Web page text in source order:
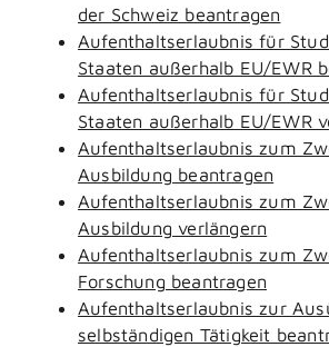
der Schweiz beantragen
Aufenthaltserlaubnis für
Staaten außerhalb EU/EWR
Aufenthaltserlaubnis für
Staaten außerhalb EU/EWR
Aufenthaltserlaubnis zum
Ausbildung beantragen
Aufenthaltserlaubnis zum
Ausbildung verlängern
Aufenthaltserlaubnis zum
Forschung beantragen
Aufenthaltserlaubnis zur
selbständigen Tätigkeit